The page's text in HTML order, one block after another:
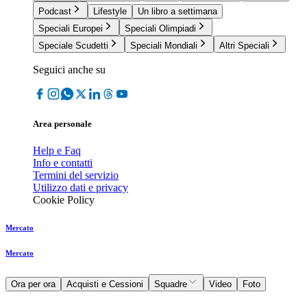
Podcast
Lifestyle
Un libro a settimana
Speciali Europei
Speciali Olimpiadi
Speciale Scudetti
Speciali Mondiali Altri Speciali
Seguici anche su
Area personale
Help e Faq
Info e contatti
Termini del servizio
Utilizzo dati e privacy
Cookie Policy
Mercato
Mercato
Ora per ora Acquisti e Cessioni Squadre Video Foto